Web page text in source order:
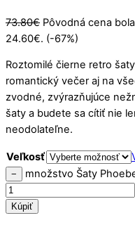
73.80€ Pôvodná cena
24.60€. (-67%)
Roztomilé čierne retro
romantický večer aj na
zvodné, zvýrazňujúce
šaty a budete sa cítiť nie
neodolateľne.
Veľkosť
− množstvo Šaty
Kúpiť